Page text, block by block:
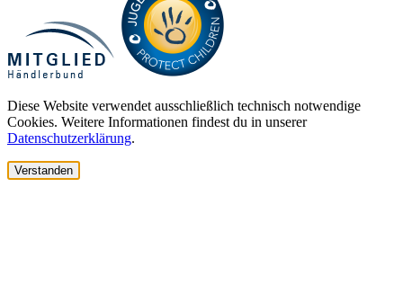
Diese Website verwendet ausschließlich technisch notwendige
Cookies. Weitere Informationen findest du in unserer
Datenschutzerklärung.
Verstanden